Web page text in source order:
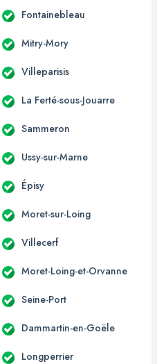
Fontainebleau
Mitry-Mory
Villeparisis
La Ferté-sous-Jouarre
Sammeron
Ussy-sur-Marne
Épisy
Moret-sur-Loing
Villecerf
Moret-Loing-et-Orvanne
Seine-Port
Dammartin-en-Goële
Longperrier